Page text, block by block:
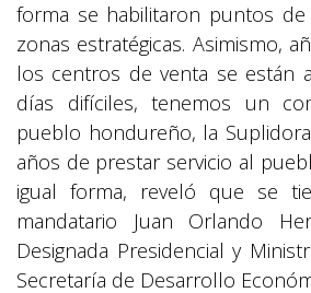
forma se habilitaron puntos
zonas estratégicas. Asimismo,
los centros de venta se están
días difíciles, tenemos un
pueblo hondureño, la
años de prestar servicio al
igual forma, reveló que se
mandatario Juan Orlando
Designada Presidencial y
Secretaría de Desarrollo